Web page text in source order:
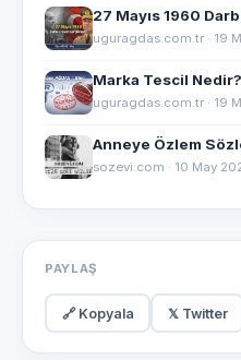
27 Mayıs 1960
uguragdas.com.tr · 19
Marka Tescil Nedir?
uguragdas.com.tr · 19
Anneye Özlem
sozevi.com · 10 May
PAYLAŞ
🔗 Kopyala 𝕏 Twitter